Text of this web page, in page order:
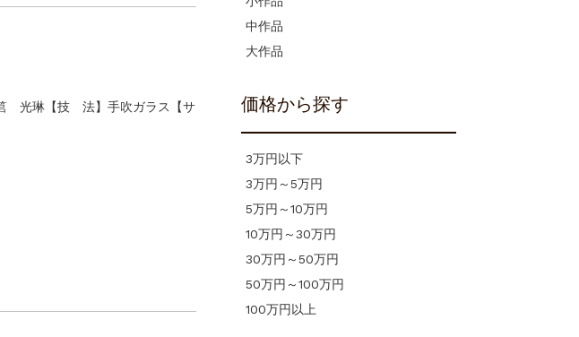
光琳【技 法】手吹ガラス【サ
中作品
大作品
価格から探す
3万円以下
3万円～5万円
5万円～10万円
10万円～30万円
30万円～50万円
50万円～100万円
100万円以上